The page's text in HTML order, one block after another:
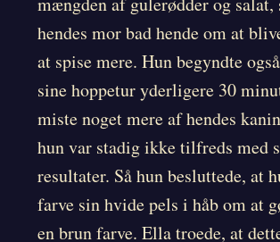
hendes mor bad hende om at
at spise mere. Hun begyndte
sine hoppetur yderligere 30
miste noget mere af hendes
hun var stadig ikke tilfreds med
resultater. Så hun besluttede, at
farve sin hvide pels i håb om at
en brun farve. Ella troede, at